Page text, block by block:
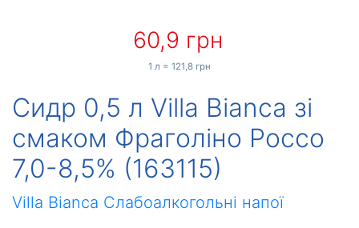
Сидр 0,5 л Villa Bianca зі
смаком Фраголіно Россо
7,0-8,5% (163115)
Villa Bianca Слабоалкогольні напої
60,9 грн
1 л = 121,8 грн